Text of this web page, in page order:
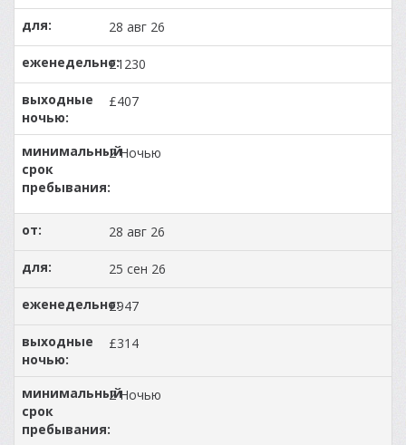
28 авг 26
£1230
£407
2 Ночью
28 авг 26
25 сен 26
£947
£314
2 Ночью